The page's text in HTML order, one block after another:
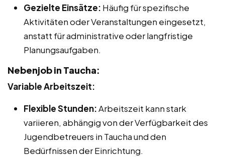
Gezielte Einsätze: Häufig für spezifische
Aktivitäten oder Veranstaltungen eingesetzt,
anstatt für administrative oder langfristige
Planungsaufgaben.
Nebenjob in Taucha:
Variable Arbeitszeit:
Flexible Stunden:Arbeitszeit kann stark
variieren, abhängig von der Verfügbarkeit des
Jugendbetreuers in Taucha und den
Bedürfnissen der Einrichtung.